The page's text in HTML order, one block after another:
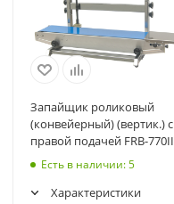
Запайщик роликовый
(конвейерный) (вертик.) с
правой подачей FRB-770II
Есть в наличии: 5
Характеристики